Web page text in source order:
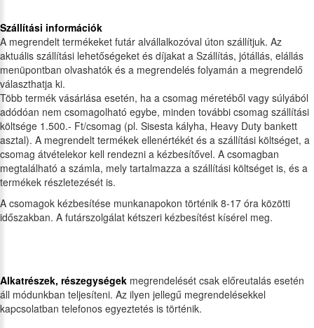
Szállítási információk
A megrendelt termékeket futár alvállalkozóval úton szállítjuk. Az
aktuális szállítási lehetőségeket és díjakat a Szállítás, jótállás, elállás
menüpontban olvashatók és a megrendelés folyamán a megrendelő
választhatja ki.
Több termék vásárlása esetén, ha a csomag méretéből vagy súlyából
adódóan nem csomagolható egybe, minden további csomag szállítási
költsége 1.500.- Ft/csomag (pl. Sisesta kályha, Heavy Duty bankett
asztal). A megrendelt termékek ellenértékét és a szállítási költséget, a
csomag átvételekor kell rendezni a kézbesítővel. A csomagban
megtalálható a számla, mely tartalmazza a szállítási költséget is, és a
termékek részletezését is.
A csomagok kézbesítése munkanapokon történik 8-17 óra közötti
időszakban. A futárszolgálat kétszeri kézbesítést kísérel meg.
Alkatrészek, részegységek megrendelését csak előreutalás esetén
áll módunkban teljesíteni. Az ilyen jellegű megrendelésekkel
kapcsolatban telefonos egyeztetés is történik.